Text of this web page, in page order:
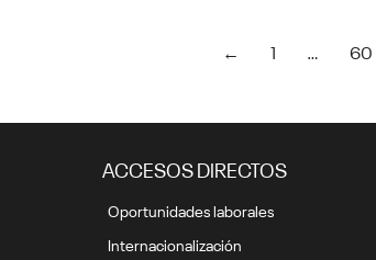
← 1 … 60
ACCESOS DIRECTOS
Oportunidades laborales
Internacionalización